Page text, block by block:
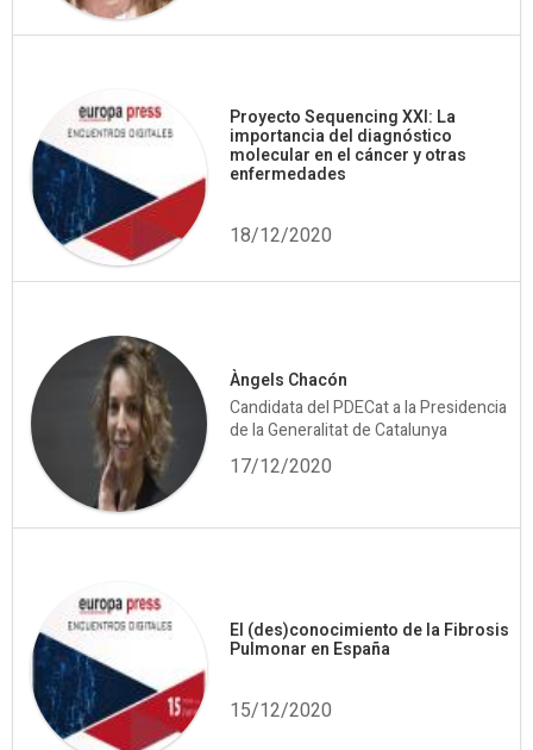
Proyecto Sequencing XXI: La
importancia del diagnóstico
molecular en el cáncer y otras
enfermedades
18/12/2020
Àngels Chacón
Candidata del PDECat a la Presidencia
de la Generalitat de Catalunya
17/12/2020
El (des)conocimiento de la Fibrosis
Pulmonar en España
15/12/2020